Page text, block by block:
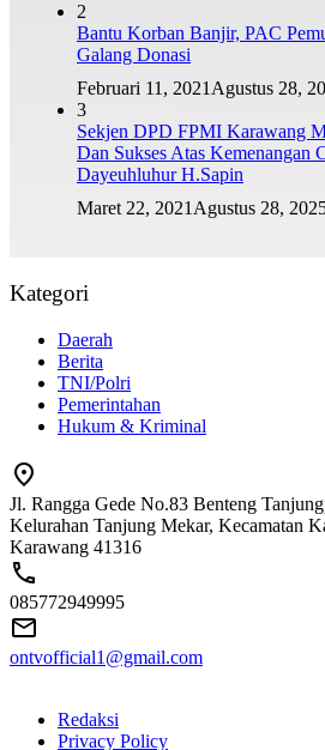
2
Bantu Korban Banjir, PAC
Galang Donasi
Februari 11, 2021Agustus 28,
3
Sekjen DPD FPMI Karawang
Dan Sukses Atas Kemenangan
Dayeuhluhur H.Sapin
Maret 22, 2021Agustus 28,
Kategori
Daerah
Berita
TNI/Polri
Pemerintahan
Hukum & Kriminal
Jl. Rangga Gede No.83 Benteng
Kelurahan Tanjung Mekar, Kecamatan
Karawang 41316
085772949995
ontvofficial1@gmail.com
Redaksi
Privacy Policy